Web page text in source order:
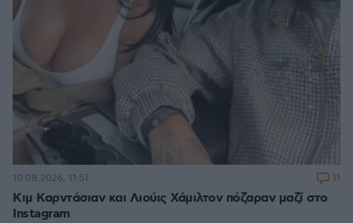
Κιμ Καρντάσιαν και Λιούις Χάμιλτον πόζαραν μαζί στο
Instagram
10.08.2026, 11:51 11